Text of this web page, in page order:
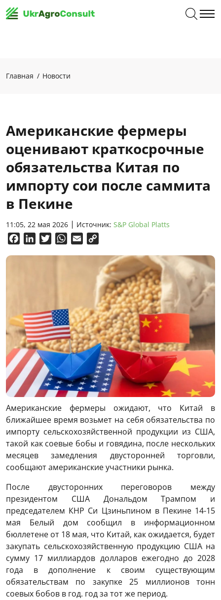
Главная Новости
Американские фермеры
оценивают краткосрочные
обязательства Китая по
импорту сои после саммита
в Пекине
11:05, 22 мая 2026 Источник: S&P Global Platts
FacebookLinkedInTwitterWhatsApp
Email
Американские фермеры ожидают, что Китай в
ближайшее время возьмет на себя обязательства по
импорту сельскохозяйственной продукции из США,
такой как соевые бобы и говядина, после нескольких
месяцев замедления двусторонней торговли,
сообщают американские участники рынка.
После двусторонних переговоров между
президентом США Дональдом Трампом и
председателем КНР Си Цзиньпином в Пекине 14-15
мая Белый дом сообщил в информационном
бюллетене от 18 мая, что Китай, как ожидается, будет
закупать сельскохозяйственную продукцию США на
сумму 17 миллиардов долларов ежегодно до 2028
года в дополнение к своим существующим
обязательствам по закупке 25 миллионов тонн
соевых бобов в год. год за тот же период.